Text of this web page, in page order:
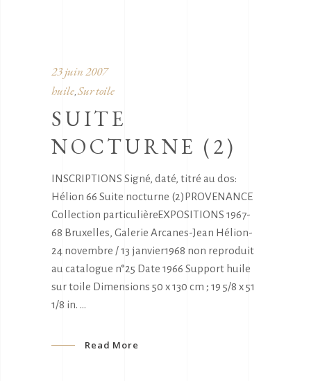
23 juin 2007
huile, Sur toile
SUITE
NOCTURNE (2)
INSCRIPTIONS Signé, daté, titré au dos:
Hélion 66 Suite nocturne (2)PROVENANCE
Collection particulièreEXPOSITIONS 1967-
68 Bruxelles, Galerie Arcanes-Jean Hélion-
24 novembre / 13 janvier1968 non reproduit
au catalogue n°25 Date 1966 Support huile
sur toile Dimensions 50 x 130 cm ; 19 5/8 x 51
1/8 in.
Read More